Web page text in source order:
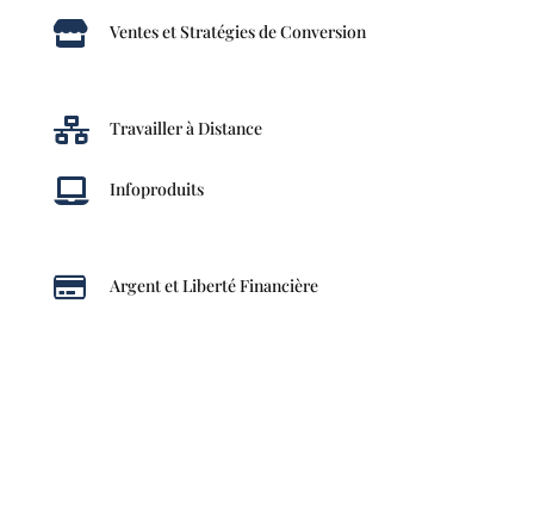
 Ventes et Stratégies de Conversion
 Travailler à Distance
 Infoproduits
 Argent et Liberté Financière